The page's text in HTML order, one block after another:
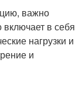
важно
в себя
нагрузки и
и